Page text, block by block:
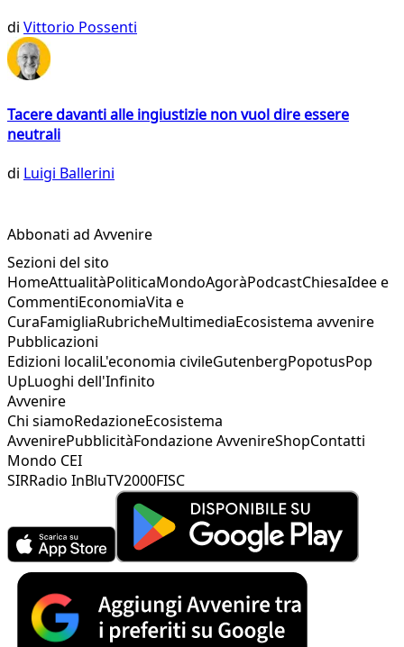
di Vittorio Possenti
Tacere davanti alle ingiustizie non vuol dire essere
neutrali
di Luigi Ballerini
Abbonati ad Avvenire
Sezioni del sito
HomeAttualitàPoliticaMondoAgoràPodcastChiesaIdee e
CommentiEconomiaVita e
CuraFamigliaRubricheMultimediaEcosistema avvenire
Pubblicazioni
Edizioni localiL'economia civileGutenbergPopotusPop
UpLuoghi dell'Infinito
Avvenire
Chi siamoRedazioneEcosistema
AvvenirePubblicitàFondazione AvvenireShopContatti
Mondo CEI
SIRRadio InBluTV2000FISC